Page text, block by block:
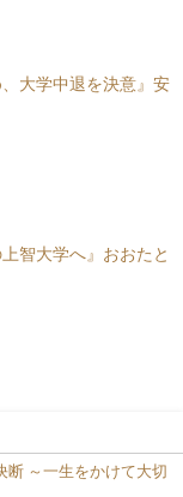
大学中退を決意』安
智大学へ』おおたと
断 ～一生をかけて大切